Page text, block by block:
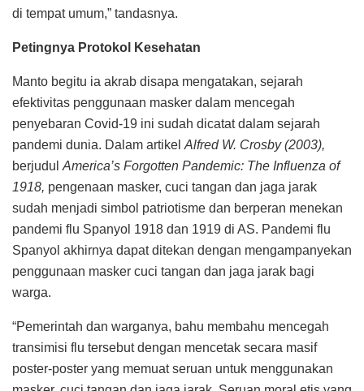
di tempat umum,” tandasnya.
Petingnya Protokol Kesehatan
Manto begitu ia akrab disapa mengatakan, sejarah
efektivitas penggunaan masker dalam mencegah
penyebaran Covid-19 ini sudah dicatat dalam sejarah
pandemi dunia. Dalam artikel Alfred W. Crosby (2003),
berjudul America’s Forgotten Pandemic: The Influenza of
1918, pengenaan masker, cuci tangan dan jaga jarak
sudah menjadi simbol patriotisme dan berperan menekan
pandemi flu Spanyol 1918 dan 1919 di AS. Pandemi flu
Spanyol akhirnya dapat ditekan dengan mengampanyekan
penggunaan masker cuci tangan dan jaga jarak bagi
warga.
“Pemerintah dan warganya, bahu membahu mencegah
transimisi flu tersebut dengan mencetak secara masif
poster-poster yang memuat seruan untuk menggunakan